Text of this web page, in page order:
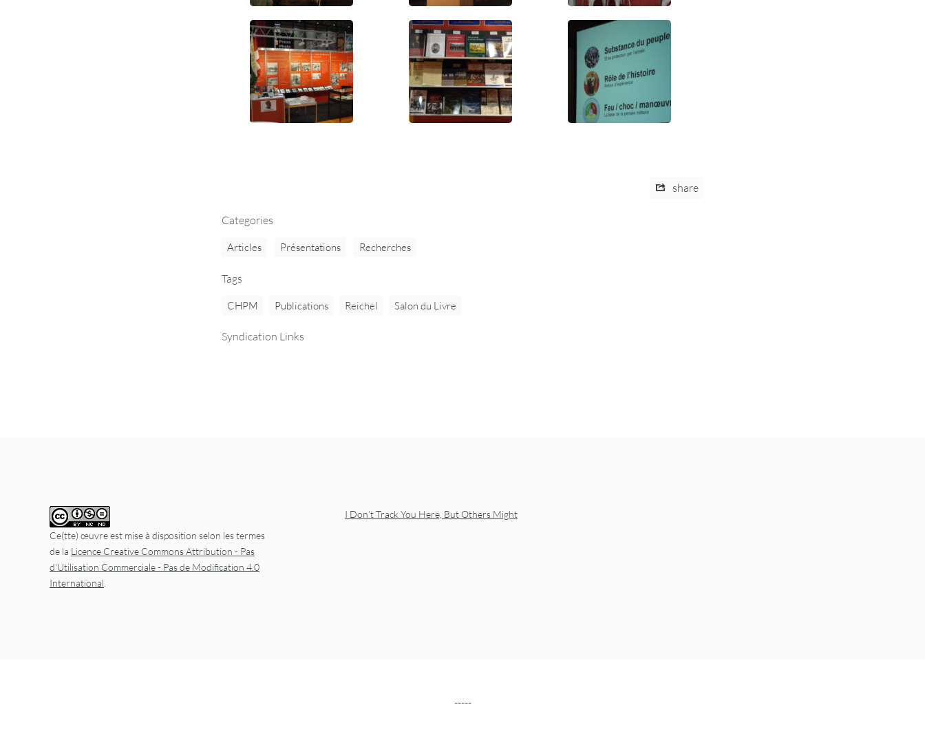
share
Categories
Articles Présentations Recherches
Tags
CHPM Publications Reichel Salon du Livre
Syndication Links
Ce(tte) œuvre est mise à disposition selon les termes
de la Licence Creative Commons Attribution - Pas
d'Utilisation Commerciale - Pas de Modification 4.0
International
I Don’t Track You Here, But Others Might
-----